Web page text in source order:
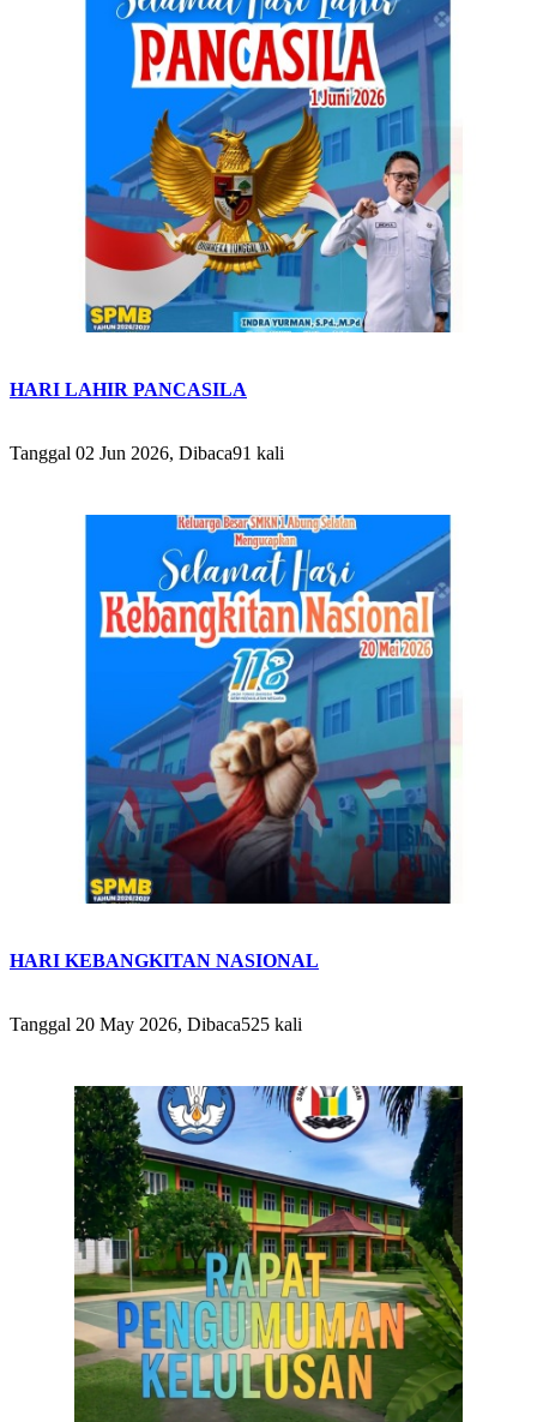
HARI LAHIR PANCASILA
Tanggal 02 Jun 2026, Dibaca91 kali
HARI KEBANGKITAN NASIONAL
Tanggal 20 May 2026, Dibaca525 kali